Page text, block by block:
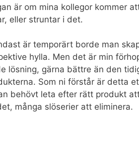
är om mina kollegor kommer
eller struntar i det.
är temporärt borde man
hylla. Men det är min
lösning, gärna bättre än den
Som ni förstår är detta
behövt leta efter rätt produkt
många slöserier att eliminera.